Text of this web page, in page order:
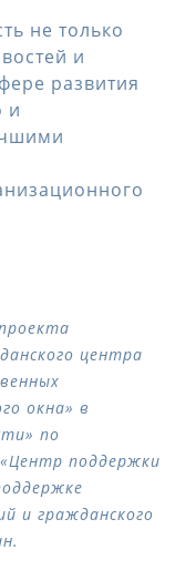
не только
и
развития
и
центра
окна» в
по
поддержки
и гражданского